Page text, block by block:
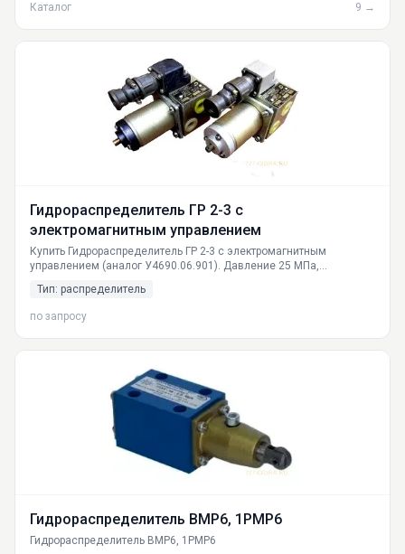
Каталог 9 →
Гидрораспределитель ГР 2-3 с
электромагнитным управлением
Купить Гидрораспределитель ГР 2-3 с электромагнитным
управлением (аналог У4690.06.901). Давление 25 МПа,
Доставка по Москве, СПб, Екатеринбургу, РФ. Гарантия.
Тип: распределитель
по запросу
Гидрораспределитель ВМР6, 1РМР6
Гидрораспределитель ВМР6, 1РМР6